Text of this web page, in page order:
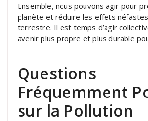
Ensemble, nous pouvons agir pour
planète et réduire les effets
terrestre. Il est temps d’agir
avenir plus propre et plus durable
Questions
Fréquemment
sur la Pollution